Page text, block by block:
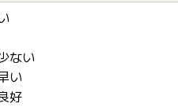
ない
い
好